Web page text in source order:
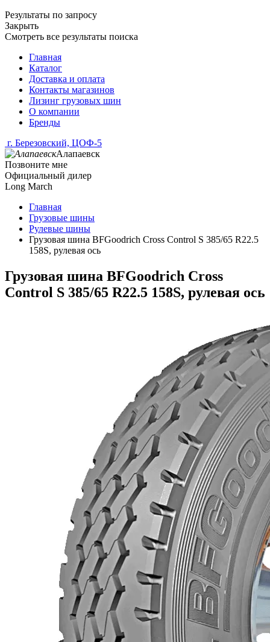
Результаты по запросу
Закрыть
Смотреть все результаты поиска
Главная
Каталог
Доставка и оплата
Контакты магазинов
Лизинг грузовых шин
О компании
Бренды
г. Березовский, ЦОФ-5
Алапаевск
Позвоните мне
Официальный дилер
Long March
Главная
Грузовые шины
Рулевые шины
Грузовая шина BFGoodrich Cross Control S 385/65 R22.5
158S, рулевая ось
Грузовая шина BFGoodrich Cross
Control S 385/65 R22.5 158S, рулевая ось